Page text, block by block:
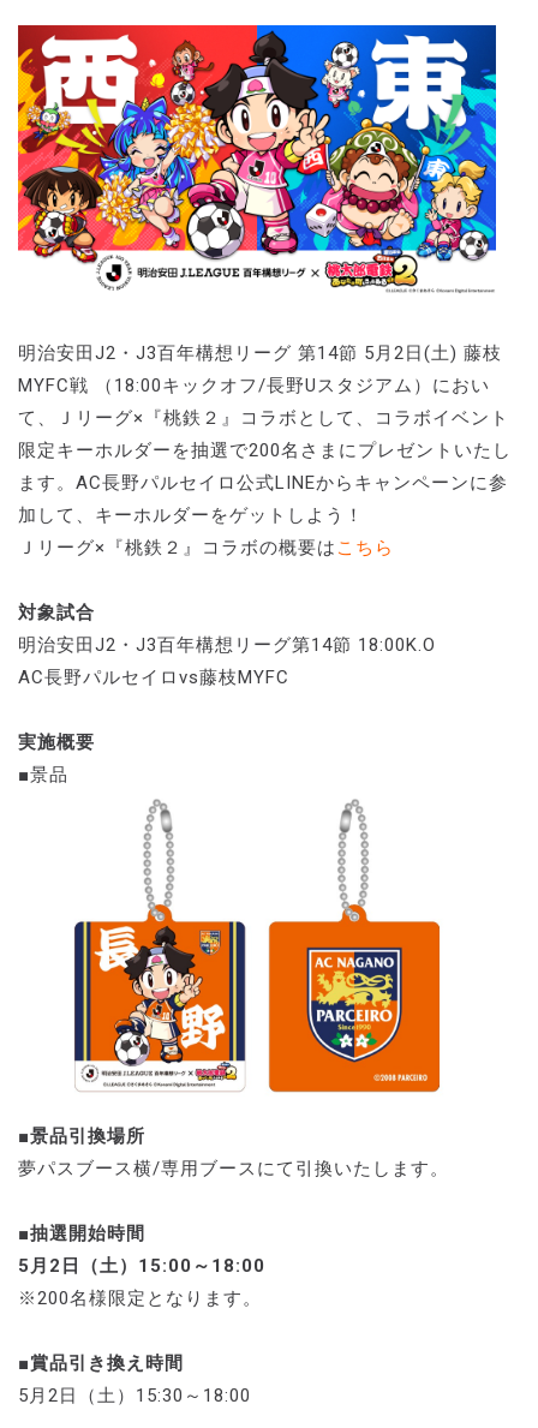
明治安田J2・J3百年構想リーグ 第14節 5月2日(土) 藤枝
MYFC戦 （18:00キックオフ/長野Uスタジアム）におい
て、Ｊリーグ×『桃鉄２』コラボとして、コラボイベント
限定キーホルダーを抽選で200名さまにプレゼントいたし
ます。AC長野パルセイロ公式LINEからキャンペーンに参
加して、キーホルダーをゲットしよう！
Ｊリーグ×『桃鉄２』コラボの概要は こちら
対象試合
明治安田J2・J3百年構想リーグ第14節 18:00K.O
AC長野パルセイロvs藤枝MYFC
実施概要
■景品
■景品引換場所
夢パスブース横/専用ブースにて引換いたします。
■抽選開始時間
5月2日（土）15:00～18:00
※200名様限定となります。
■賞品引き換え時間
5月2日（土）15:30～18:00